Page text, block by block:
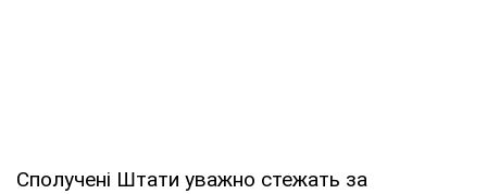
Сполучені Штати уважно стежать за